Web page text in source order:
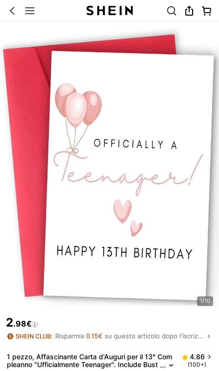
1/10
2.98€
Risparmia0.15€ su questo articolo dopo l'iscrizione.
1 pezzo, Affascinante Carta d'Auguri per il 13° Com
pleanno "Ufficialmente Teenager". Include Bust
4.86
(100+)